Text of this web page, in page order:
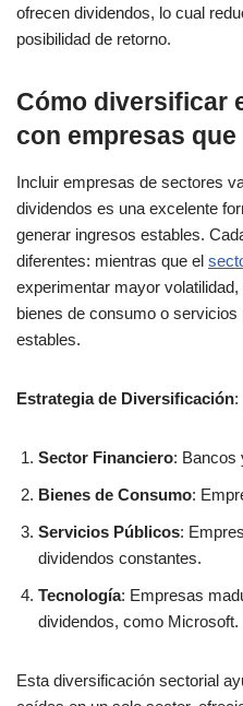
ofrecen dividendos, lo cual
posibilidad de retorno.
Cómo diversificar
con empresas
Incluir empresas de sectores
dividendos es una excelente
generar ingresos estables.
diferentes: mientras que el
experimentar mayor
bienes de consumo o
estables.
Estrategia de Diversificación:
Sector Financiero: Bancos
Bienes de Consumo:
Servicios Públicos:
dividendos constantes.
Tecnología: Empresas
dividendos, como Microsoft.
Esta diversificación sectorial